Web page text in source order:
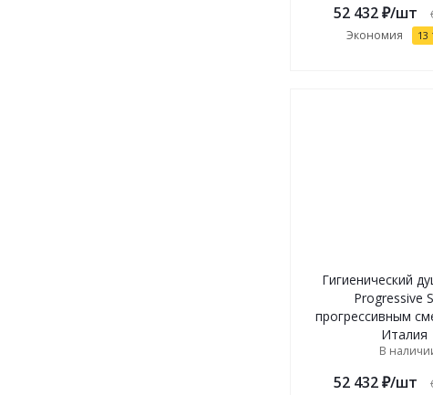
52 432₽/шт
Экономия 13
Гигиенический
Progressive
прогрессивным
Италия
В
52 432₽/шт